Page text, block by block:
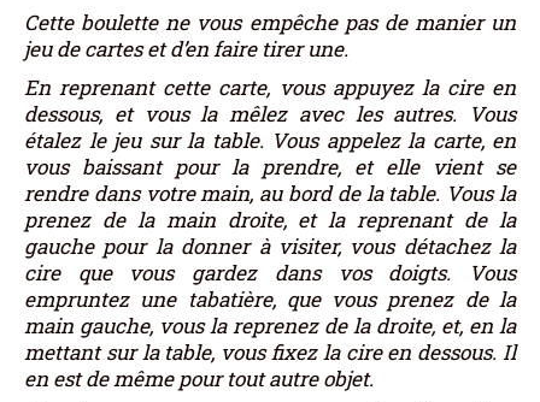
Cette boulette ne vous empêche pas de manier un
jeu de cartes et d’en faire tirer une.
En reprenant cette carte, vous appuyez la cire en
dessous, et vous la mêlez avec les autres. Vous
étalez le jeu sur la table. Vous appelez la carte, en
vous baissant pour la prendre, et elle vient se
rendre dans votre main, au bord de la table. Vous la
prenez de la main droite, et la reprenant de la
gauche pour la donner à visiter, vous détachez la
cire que vous gardez dans vos doigts. Vous
empruntez une tabatière, que vous prenez de la
main gauche, vous la reprenez de la droite, et, en la
mettant sur la table, vous fixez la cire en dessous. Il
en est de même pour tout autre objet.